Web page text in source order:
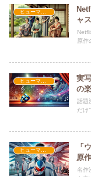
ャ
原作
実
の
話題
だけ
「
原
名作